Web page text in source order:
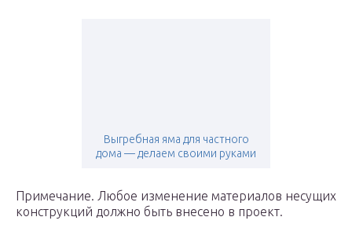
Выгребная яма для частного
дома — делаем своими руками
Примечание. Любое изменение материалов несущих
конструкций должно быть внесено в проект.